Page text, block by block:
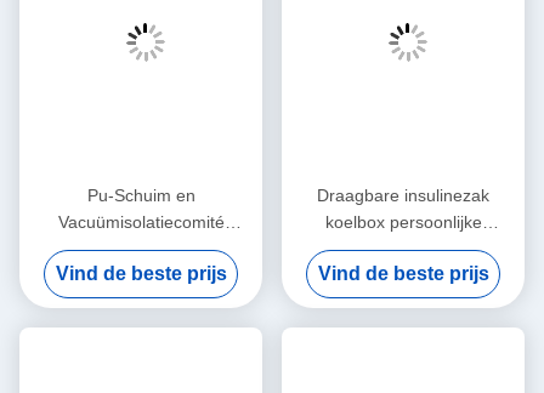
Pu-Schuim en
Vacuümisolatiecomité
Medische Koele Doos voor
Koude Kettingsvervoer
Vind de beste prijs
Draagbare insulinezak
koelbox persoonlijke
verzorging met logo -
afgedrukt voor voedsel
bevroren
Vind de beste prijs